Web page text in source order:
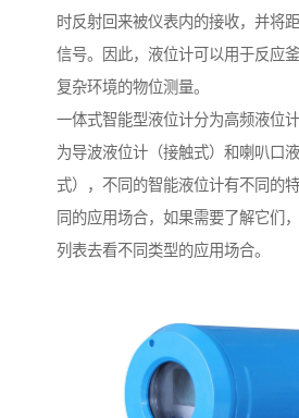
时反射回来被仪表内的接收，并将
信号。因此，液位计可以用于反应
复杂环境的物位测量。
一体式智能型液位计分为高频液位
为导波液位计（接触式）和喇叭口
式），不同的智能液位计有不同的
同的应用场合，如果需要了解它们
列表去看不同类型的应用场合。